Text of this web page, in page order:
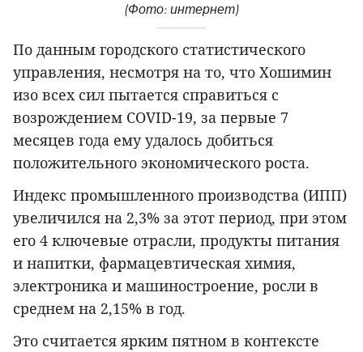
(Фото: интернет)
По данным городского статистического
управления, несмотря на то, что Хошимин
изо всех сил пытается справиться с
возрождением COVID-19, за первые 7
месяцев года ему удалось добиться
положительного экономического роста.
Индекс промышленного производства (ИПП)
увеличился на 2,3% за этот период, при этом
его 4 ключевые отрасли, продукты питания
и напитки, фармацевтическая химия,
электроника и машиностроение, росли в
среднем на 2,15% в год.
Это считается ярким пятном в контексте